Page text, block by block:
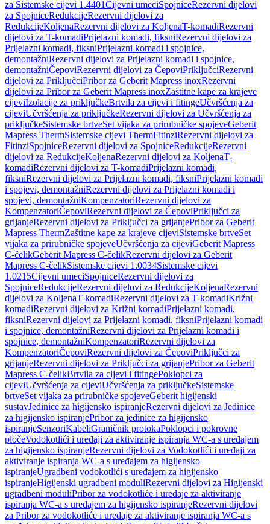
za Sistemske cijevi 1.4401Cijevni umeciSpojniceRezervni dijelovi
za SpojniceRedukcijeRezervni dijelovi za
RedukcijeKoljenaRezervni dijelovi za KoljenaT-komadiRezervni
dijelovi za T-komadiPrijelazni komadi, fiksniRezervni dijelovi za
Prijelazni komadi, fiksniPrijelazni komadi i spojnice,
demontažniRezervni dijelovi za Prijelazni komadi i spojnice,
demontažniČepoviRezervni dijelovi za ČepoviPriključciRezervni
dijelovi za PriključciPribor za Geberit Mapress inoxRezervni
dijelovi za Pribor za Geberit Mapress inoxZaštitne kape za krajeve
cijeviIzolacije za priključkeBrtvila za cijevi i fitingeUčvršćenja za
cijeviUčvršćenja za priključkeRezervni dijelovi za Učvršćenja za
priključkeSistemske brtveSet vijaka za prirubničke spojeveGeberit
Mapress ThermSistemske cijevi ThermFitinziRezervni dijelovi za
FitinziSpojniceRezervni dijelovi za SpojniceRedukcijeRezervni
dijelovi za RedukcijeKoljenaRezervni dijelovi za KoljenaT-
komadiRezervni dijelovi za T-komadiPrijelazni komadi,
fiksniRezervni dijelovi za Prijelazni komadi, fiksniPrijelazni komadi
i spojevi, demontažniRezervni dijelovi za Prijelazni komadi i
spojevi, demontažniKompenzatoriRezervni dijelovi za
KompenzatoriČepoviRezervni dijelovi za ČepoviPriključci za
grijanjeRezervni dijelovi za Priključci za grijanjePribor za Geberit
Mapress ThermZaštitne kape za krajeve cijeviSistemske brtveSet
vijaka za prirubničke spojeveUčvršćenja za cijeviGeberit Mapress
C-čelikGeberit Mapress C-čelikRezervni dijelovi za Geberit
Mapress C-čelikSistemske cijevi 1.0034Sistemske cijevi
1.0215Cijevni umeciSpojniceRezervni dijelovi za
SpojniceRedukcijeRezervni dijelovi za RedukcijeKoljenaRezervni
dijelovi za KoljenaT-komadiRezervni dijelovi za T-komadiKrižni
komadiRezervni dijelovi za Križni komadiPrijelazni komadi,
fiksniRezervni dijelovi za Prijelazni komadi, fiksniPrijelazni komadi
i spojnice, demontažniRezervni dijelovi za Prijelazni komadi i
spojnice, demontažniKompenzatoriRezervni dijelovi za
KompenzatoriČepoviRezervni dijelovi za ČepoviPriključci za
grijanjeRezervni dijelovi za Priključci za grijanjePribor za Geberit
Mapress C-čelikBrtvila za cijevi i fitingePoklopci za
cijeviUčvršćenja za cijeviUčvršćenja za priključkeSistemske
brtveSet vijaka za prirubničke spojeveGeberit higijenski
sustavJedinice za higijensko ispiranjeRezervni dijelovi za Jedinice
za higijensko ispiranjePribor za jedinice za higijensko
ispiranjeSenzoriKabeliGraničnik protokaPoklopci i pokrovne
pločeVodokotlići i uređaji za aktiviranje ispiranja WC-a s uređajem
za higijensko ispiranjeRezervni dijelovi za Vodokotlići i uređaji za
aktiviranje ispiranja WC-a s uređajem za higijensko
ispiranjeUgradbeni vodokotlići s uređajem za higijensko
ispiranjeHigijenski ugradbeni moduliRezervni dijelovi za Higijenski
ugradbeni moduliPribor za vodokotliće i uređaje za aktiviranje
ispiranja WC-a s uređajem za higijensko ispiranjeRezervni dijelovi
za Pribor za vodokotliće i uređaje za aktiviranje ispiranja WC-a s